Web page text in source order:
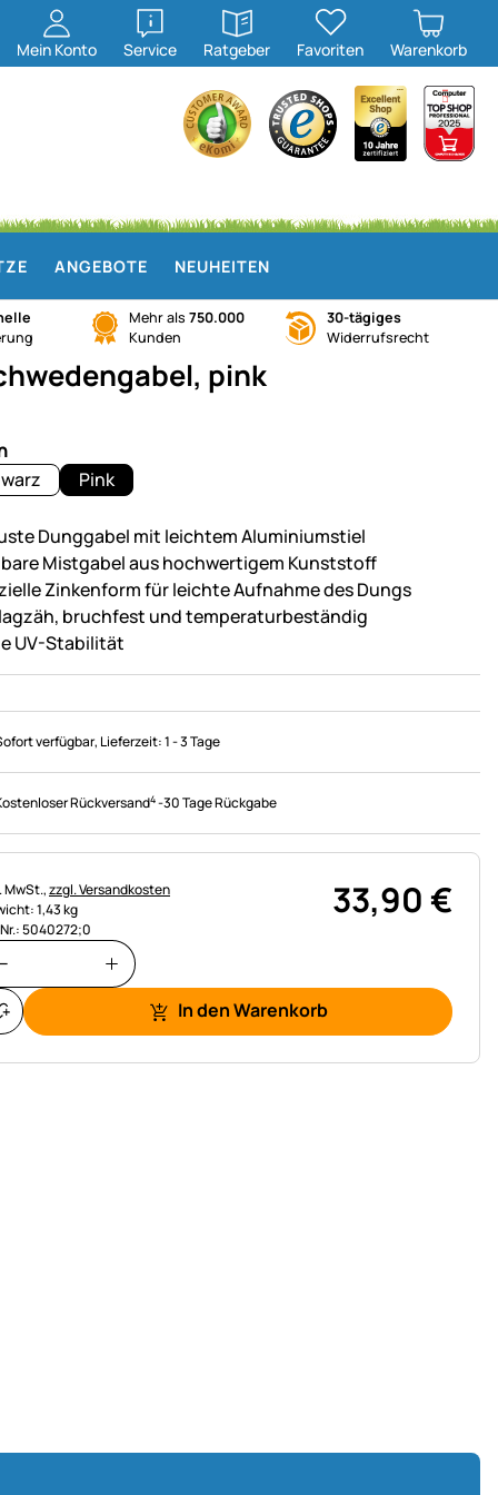
Mein Konto Service
öffnen
Ratgeber
öffnen
Favoriten Warenkorb
ANGEBOTE NEUHEITEN
Mehr als 750.000
Kunden
30-tägiges
Widerrufsrecht
pink
Pink
Dunggabel mit leichtem Aluminiumstiel
Mistgabel aus hochwertigem Kunststoff
Zinkenform für leichte Aufnahme des Dungs
bruchfest und temperaturbeständig
UV-Stabilität
verfügbar, Lieferzeit:1 - 3 Tage
Rückversand4-30 Tage Rückgabe
MwSt.,zzgl. Versandkosten
1,43 kg
5040272;0
33,90€
In den Warenkorb